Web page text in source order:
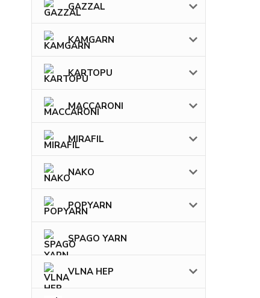
GAZZAL
KAMGARN
KARTOPU
MACCARONI
MIRAFIL
NAKO
POPYARN
SPAGO YARN
VLNA HEP